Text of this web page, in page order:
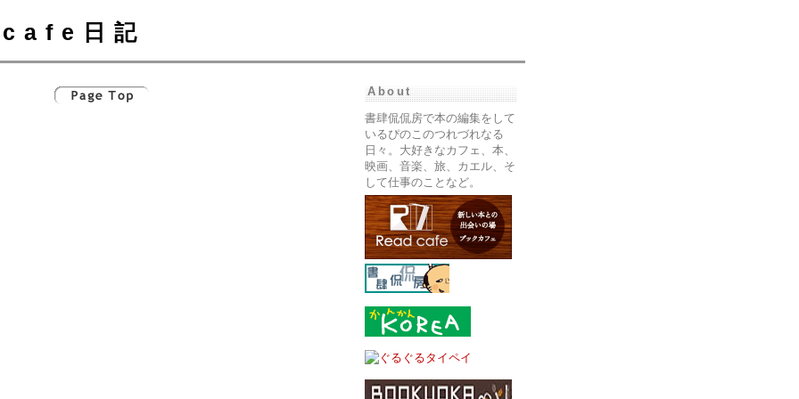
cafe日記
About
書肆侃侃房で本の編集をして
いるぴのこのつれづれなる
日々。大好きなカフェ、本、
映画、音楽、旅、カエル、そ
して仕事のことなど。